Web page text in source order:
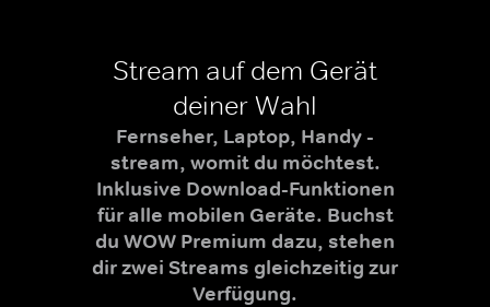
Stream auf dem Gerät
deiner Wahl
Fernseher, Laptop, Handy -
stream, womit du möchtest.
Inklusive Download-Funktionen
für alle mobilen Geräte. Buchst
du WOW Premium dazu, stehen
dir zwei Streams gleichzeitig zur
Verfügung.